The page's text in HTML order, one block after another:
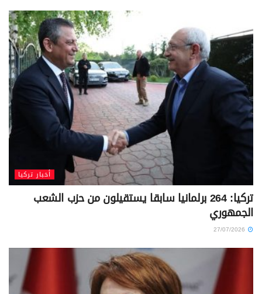
أخبار تركيا
تركيا: 264 برلمانيا سابقا يستقيلون من حزب الشعب
الجمهوري